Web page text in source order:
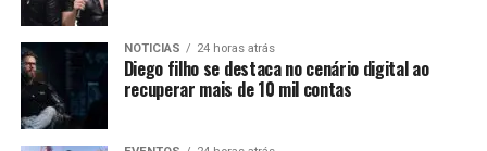
NOTICIAS 24 horas atrás
Diego filho se destaca no cenário digital ao
recuperar mais de 10 mil contas